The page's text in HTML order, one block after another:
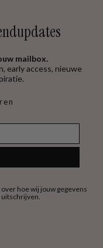
mailbox.
early access, nieuwe
hoe wij jouw gegevens
uitschrijven.